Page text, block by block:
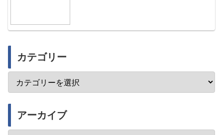
カテゴリー
アーカイブ